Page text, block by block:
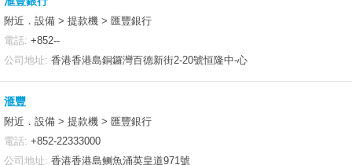
附近．設備 > 提款機 > 匯豐銀行
電話: +852--
公司地址: 香港香港島銅鑼灣百德新街2-20號恒隆中-心
滙豐
附近．設備 > 提款機 > 匯豐銀行
電話: +852-22333000
公司地址: 香港香港島鲗魚涌英皇道971號